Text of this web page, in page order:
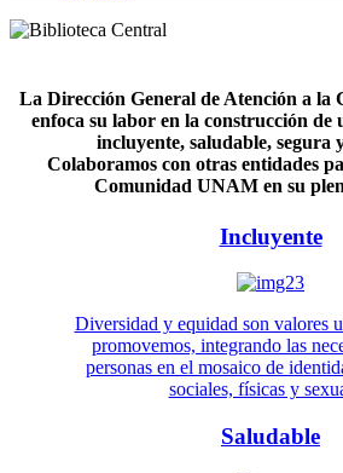
La Dirección General de Atención a la
enfoca su labor en la construcción de
incluyente, saludable, segura
Colaboramos con otras entidades
Comunidad UNAM en su
Incluyente
Diversidad y equidad son valores
promovemos, integrando las
personas en el mosaico de
sociales, físicas y
Saludable